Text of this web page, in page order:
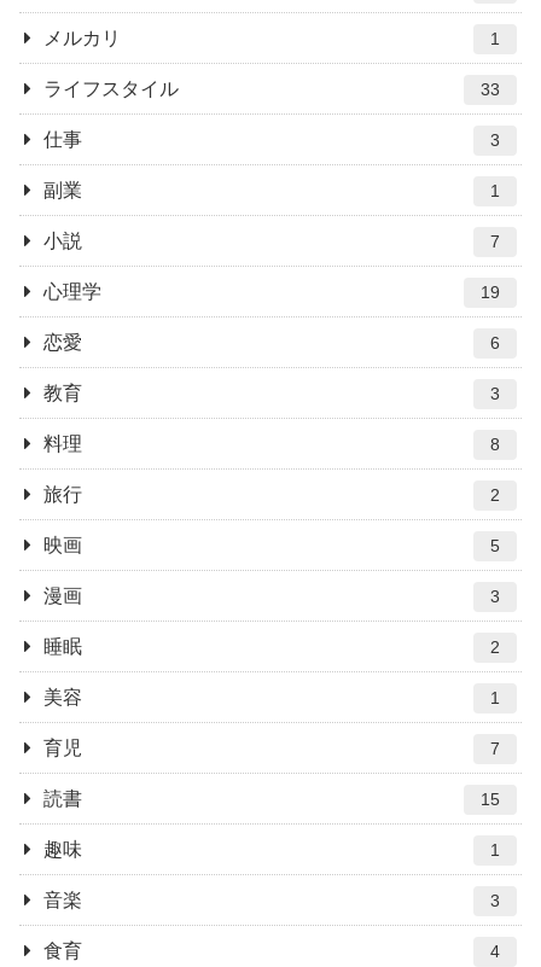
メルカリ 1
ライフスタイル 33
仕事 3
副業 1
小説 7
心理学 19
恋愛 6
教育 3
料理 8
旅行 2
映画 5
漫画 3
睡眠 2
美容 1
育児 7
読書 15
趣味 1
音楽 3
食育 4